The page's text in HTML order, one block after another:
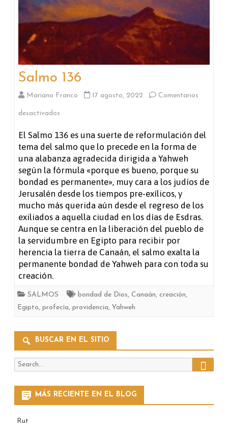
Salmo 136
Mariano Franco 17 agosto, 2022 Comentarios
desactivados
Salmo
136
El Salmo 136 es una suerte de reformulación del
tema del salmo que lo precede en la forma de
una alabanza agradecida dirigida a Yahweh
según la fórmula «porque es bueno, porque su
bondad es permanente», muy cara a los judíos de
Jerusalén desde los tiempos pre-exílicos, y
mucho más querida aún desde el regreso de los
exiliados a aquella ciudad en los días de Esdras.
Aunque se centra en la liberación del pueblo de
la servidumbre en Egipto para recibir por
herencia la tierra de Canaán, el salmo exalta la
permanente bondad de Yahweh para con toda su
creación.
SALMOS bondad de Dios, Canaán, creación,
Egipto, profecía, providencia, Yahweh
BUSCAR EN EL SITIO
Search
Search
MÁS RECIENTE EN EL BLOG
Rut